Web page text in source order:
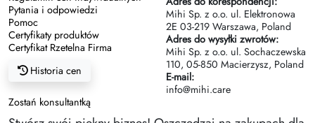
Pytania i odpowiedzi
Pomoc
Certyfikaty produktów
Certyfikat Rzetelna Firma
Historia cen
Mihi Sp. z o.o. ul. Elektronowa
2Е 03-219 Warszawa, Poland
Adres do wysyłki zwrotów:
Mihi Sp. z o.o. ul. Sochaczewska
110, 05-850 Macierzysz, Poland
E-mail:
info@mihi.care
Zostań konsultantką